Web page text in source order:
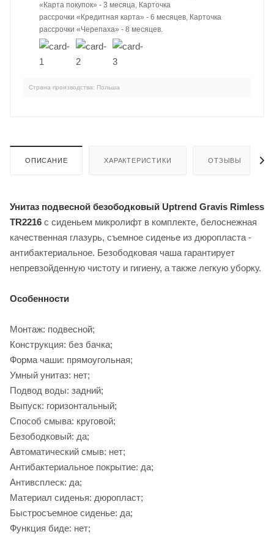
«Карта покупок» - 3 месяца, Карточка
рассрочки «Кредитная карта» - 6 месяцев, Карточка
рассрочки «Черепаха» - 8 месяцев.
Страна производства: Польша
ОПИСАНИЕ ХАРАКТЕРИСТИКИ ОТЗЫВЫ
Унитаз подвесной безободковый Uptrend Gravis Rimless
TR2216 с сиденьем микролифт в комплекте, белоснежная
качественная глазурь, съемное сиденье из дюропласта -
антибактериальное. Безободковая чаша гарантирует
непревзойденную чистоту и гигиену, а также легкую уборку.
Особенности
Монтаж: подвесной;
Конструкция: без бачка;
Форма чаши: прямоугольная;
Умный унитаз: нет;
Подвод воды: задний;
Выпуск: горизонтальный;
Способ смыва: круговой;
Безободковый: да;
Автоматический смыв: нет;
Антибактериальное покрытие: да;
Антивсплеск: да;
Материал сиденья: дюропласт;
Быстросъемное сиденье: да;
Функция биде: нет;